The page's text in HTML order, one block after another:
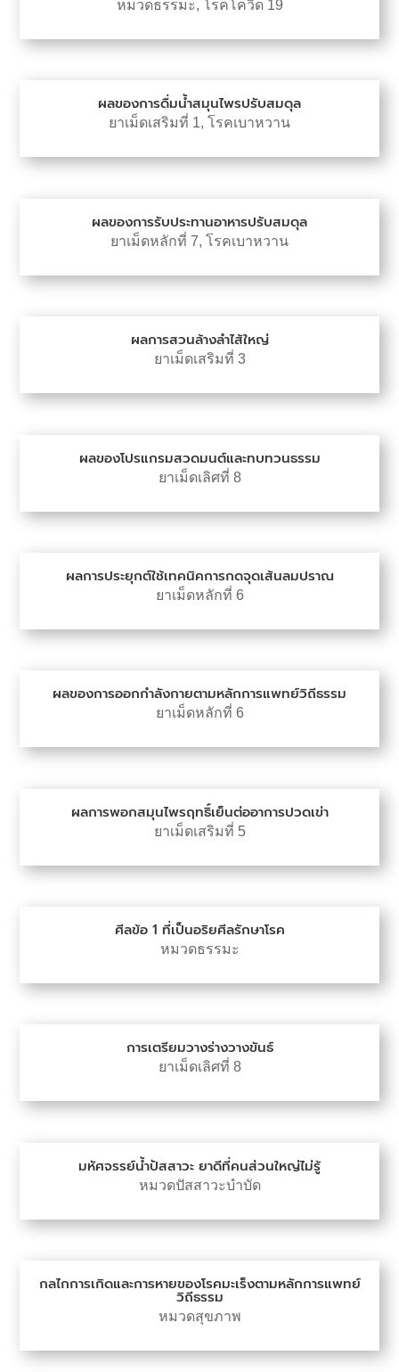
หมวดธรรมะ, โรคโควิด 19
ผลของการดื่มน้ำสมุนไพรปรับสมดุล
ยาเม็ดเสริมที่ 1, โรคเบาหวาน
ผลของการรับประทานอาหารปรับสมดุล
ยาเม็ดหลักที่ 7, โรคเบาหวาน
ผลการสวนล้างลำไส้ใหญ่
ยาเม็ดเสริมที่ 3
ผลของโปรแกรมสวดมนต์และทบทวนธรรม
ยาเม็ดเลิศที่ 8
ผลการประยุกต์ใช้เทคนิคการกดจุดเส้นลมปราณ
ยาเม็ดหลักที่ 6
ผลของการออกกำลังกายตามหลักการแพทย์วิถีธรรม
ยาเม็ดหลักที่ 6
ผลการพอกสมุนไพรฤทธิ์เย็นต่ออาการปวดเข่า
ยาเม็ดเสริมที่ 5
ศีลข้อ 1 ที่เป็นอริยศีลรักษาโรค
หมวดธรรมะ
การเตรียมวางร่างวางขันธ์
ยาเม็ดเลิศที่ 8
มหัศจรรย์น้ำปัสสาวะ ยาดีที่คนส่วนใหญ่ไม่รู้
หมวดปัสสาวะบำบัด
กลไกการเกิดและการหายของโรคมะเร็งตามหลักการแพทย์
วิถีธรรม
หมวดสุขภาพ